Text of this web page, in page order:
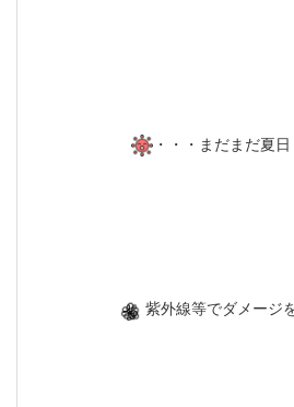
・・・まだまだ夏日
紫外線等でダメージ